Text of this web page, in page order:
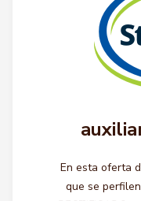
En esta oferta
que se